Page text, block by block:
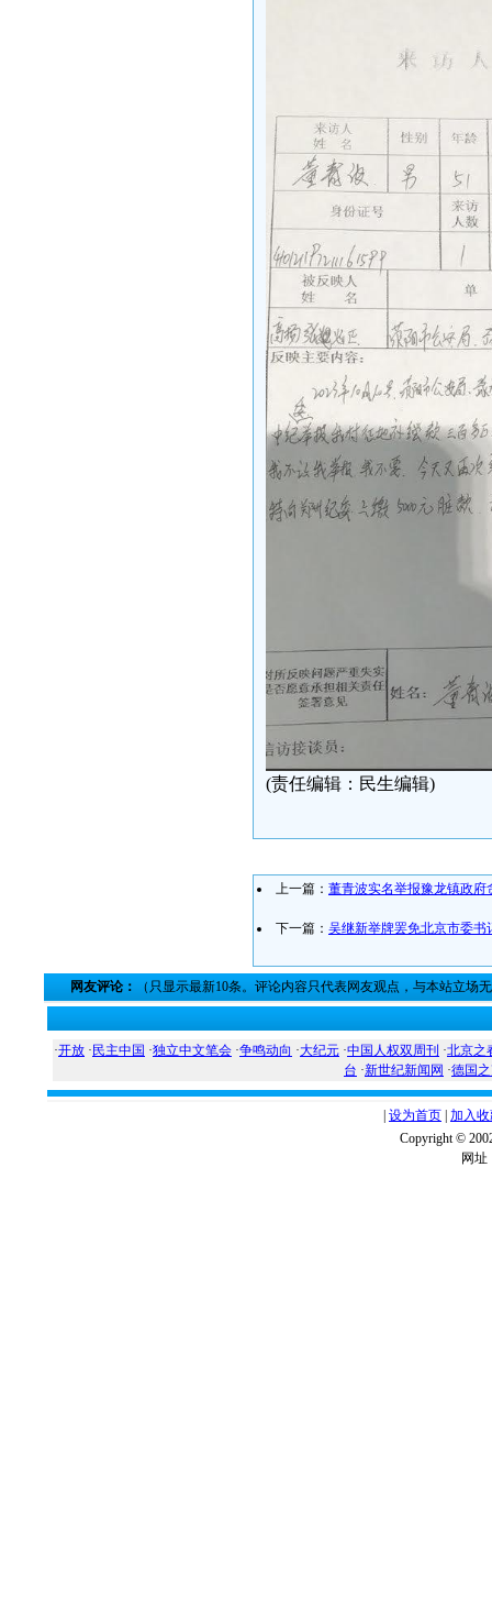
(责任编辑：民生编辑)
上一篇： 董青波实名举报豫龙镇政府
下一篇： 吴继新举牌罢免北京市委书
网友评论： （只显示最新10条。评论内容只代表网友观点，与本站立场
·开放 · 民主中国 ·独立中文笔会 ·争鸣动向 ·大纪元 ·中国人权双周刊 ·北京之
台 ·新世纪新闻网 ·德国
设为首页 加入
Copyright ©
网址